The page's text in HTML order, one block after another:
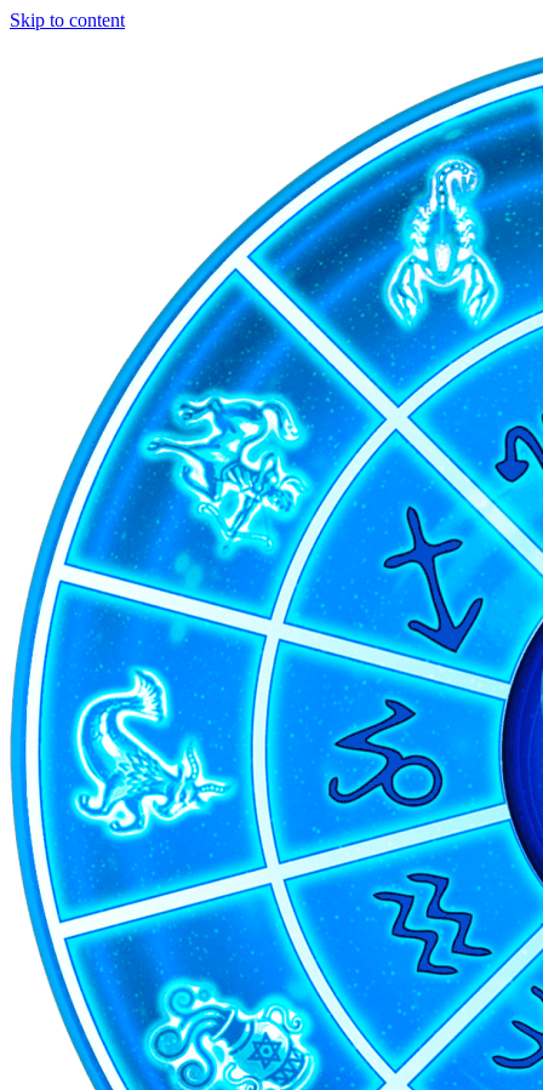
Skip to content